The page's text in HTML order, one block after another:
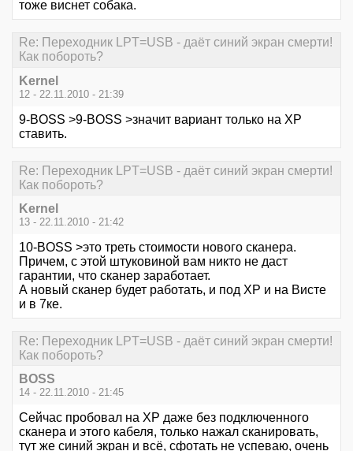
тоже виснет собака.
Re: Переходник LPT=USB - даёт синий экран смерти!
Как побороть?
Kernel
12 - 22.11.2010 - 21:39
9-BOSS >9-BOSS >значит вариант только на XP
ставить.
Re: Переходник LPT=USB - даёт синий экран смерти!
Как побороть?
Kernel
13 - 22.11.2010 - 21:42
10-BOSS >это треть стоимости нового сканера.
Причем, с этой штуковиной вам никто не даст
гарантии, что сканер заработает.
А новый сканер будет работать, и под XP и на Висте
и в 7ке.
Re: Переходник LPT=USB - даёт синий экран смерти!
Как побороть?
BOSS
14 - 22.11.2010 - 21:45
Сейчас пробовал на ХР даже без подключенного
сканера и этого кабеля, только нажал сканировать,
тут же синий экран и всё, сфотать не успеваю, очень